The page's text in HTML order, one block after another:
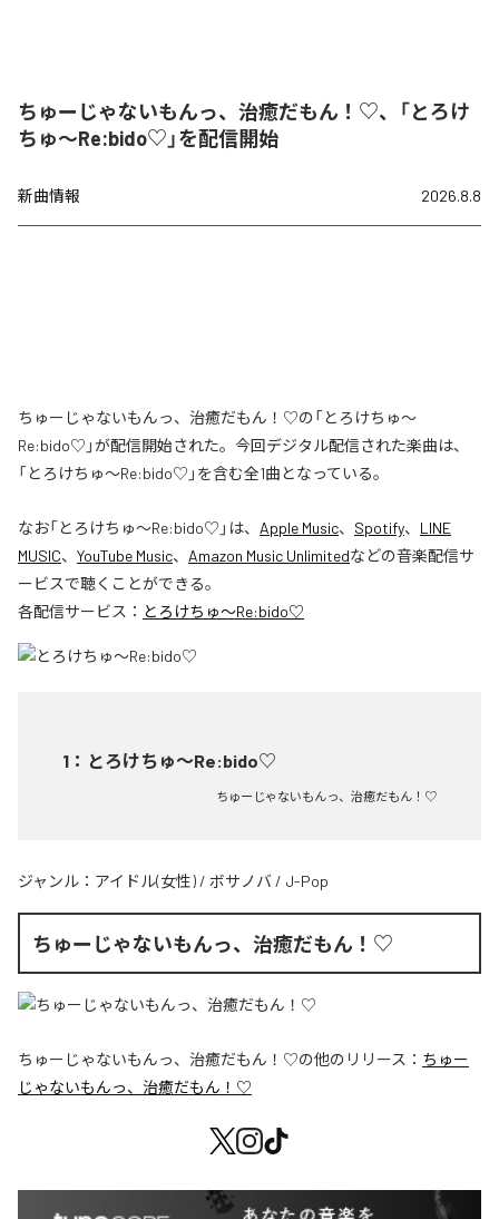
ちゅーじゃないもんっ、治癒だもん！♡、「とろけ
ちゅ〜Re:bido♡」を配信開始
新曲情報 2026.8.8
ちゅーじゃないもんっ、治癒だもん！♡の「とろけちゅ〜
Re:bido♡」が配信開始された。今回デジタル配信された楽曲は、
「とろけちゅ〜Re:bido♡」を含む全1曲となっている。
なお「とろけちゅ〜Re:bido♡ 」は、 Apple Music、 Spotify、 LINE
MUSIC、 YouTube Music、 Amazon Music Unlimitedなどの音楽配信サ
ービスで聴くことができる。
各配信サービス： とろけちゅ〜Re:bido♡
1 ： とろけちゅ〜Re:bido♡
ちゅーじゃないもんっ、治癒だもん！♡
ジャンル： アイドル(女性) / ボサノバ / J-Pop
ちゅーじゃないもんっ、治癒だもん！♡
ちゅーじゃないもんっ、治癒だもん！♡の他のリリース： ちゅー
じゃないもんっ、治癒だもん！♡